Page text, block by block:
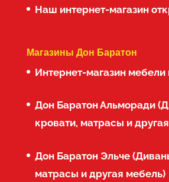
Наш интернет-магазин
Магазины Дон Баратон
Интернет-магазин
Дон Баратон Альморади
кровати, матрасы и
Дон Баратон Эльче
матрасы и другая мебель)